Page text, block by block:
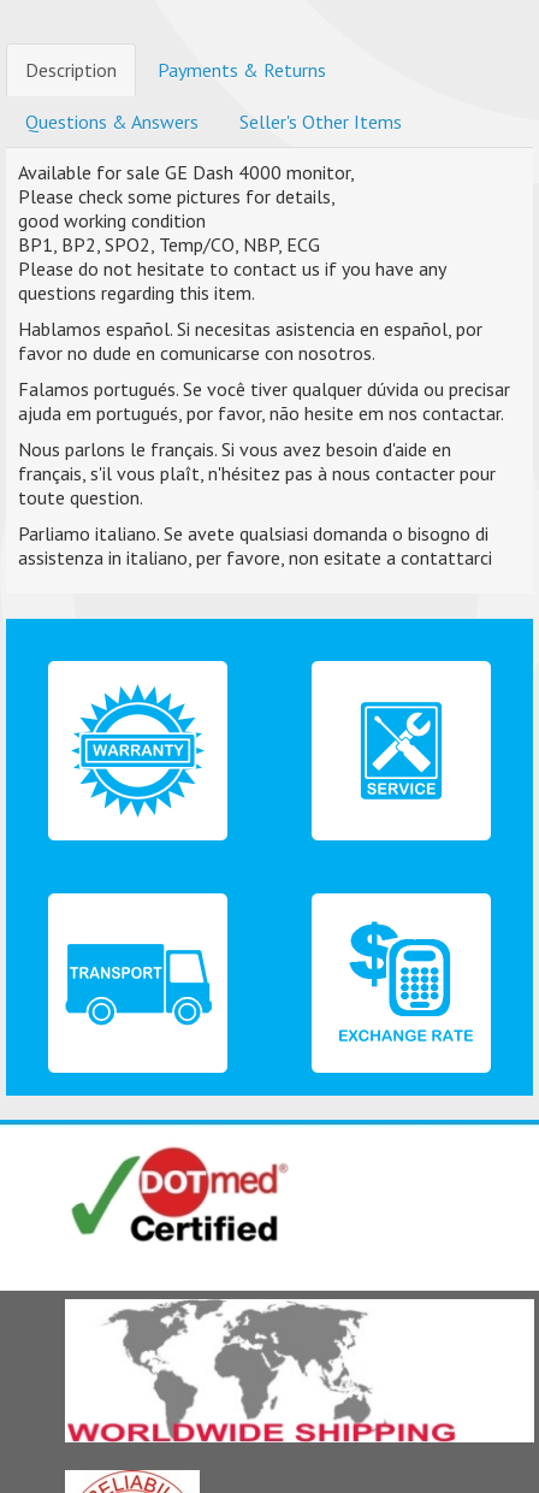
Description Payments & Returns
Questions & Answers Seller's Other Items
Available for sale GE Dash 4000 monitor,
Please check some pictures for details,
good working condition
BP1, BP2, SPO2, Temp/CO, NBP, ECG
Please do not hesitate to contact us if you have any
questions regarding this item.
Hablamos español. Si necesitas asistencia en español, por
favor no dude en comunicarse con nosotros.
Falamos portugués. Se você tiver qualquer dúvida ou precisar
ajuda em portugués, por favor, não hesite em nos contactar.
Nous parlons le français. Si vous avez besoin d'aide en
français, s'il vous plaît, n'hésitez pas à nous contacter pour
toute question.
Parliamo italiano. Se avete qualsiasi domanda o bisogno di
assistenza in italiano, per favore, non esitate a contattarci